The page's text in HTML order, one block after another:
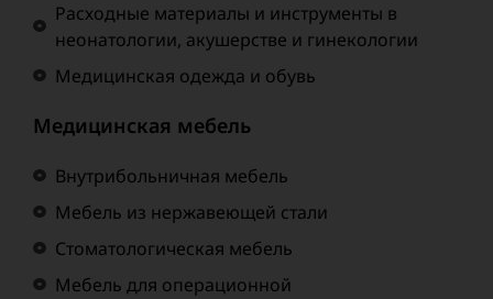
Расходные материалы и инструменты в
неонатологии, акушерстве и гинекологии
Медицинская одежда и обувь
Медицинская мебель
Внутрибольничная мебель
Мебель из нержавеющей стали
Стоматологическая мебель
Мебель для операционной